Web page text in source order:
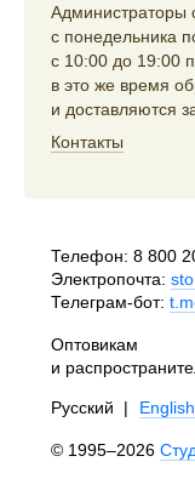
Администраторы
с понедельника
с 10:00 до 19:00
в это же время
и доставляются
Контакты
Телефон: 8 800
Электропочта:
Телеграм-бот:
Оптовикам
и
Русский | English
© 1995–2026